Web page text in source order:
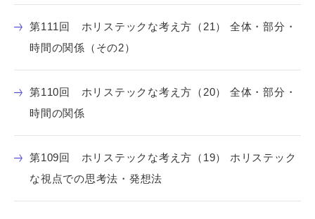
第111回 ホリステックな考え方（21） 全体・部分・
時間の関係（その2）
第110回 ホリステックな考え方（20） 全体・部分・
時間の関係
第109回 ホリステックな考え方（19） ホリステック
な視点での思考法・発想法